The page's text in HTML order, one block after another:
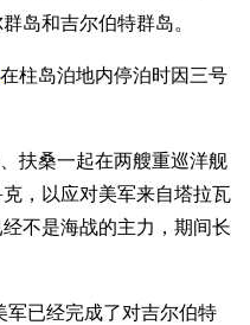
岛和吉尔伯特群岛。
在柱岛泊地内停泊时因三号
扶桑一起在两艘重巡洋舰
，以应对美军来自塔拉瓦
不是海战的主力，期间长
军已经完成了对吉尔伯特